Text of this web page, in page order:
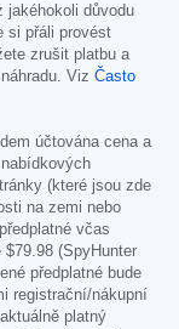
jakéhokoli důvodu
si přáli provést
zrušit platbu a
Viz Často
účtována cena a
(které jsou zde
na zemi nebo
včas
$79.98 (SpyHunter
předplatné bude
registrační/nákupní
platný